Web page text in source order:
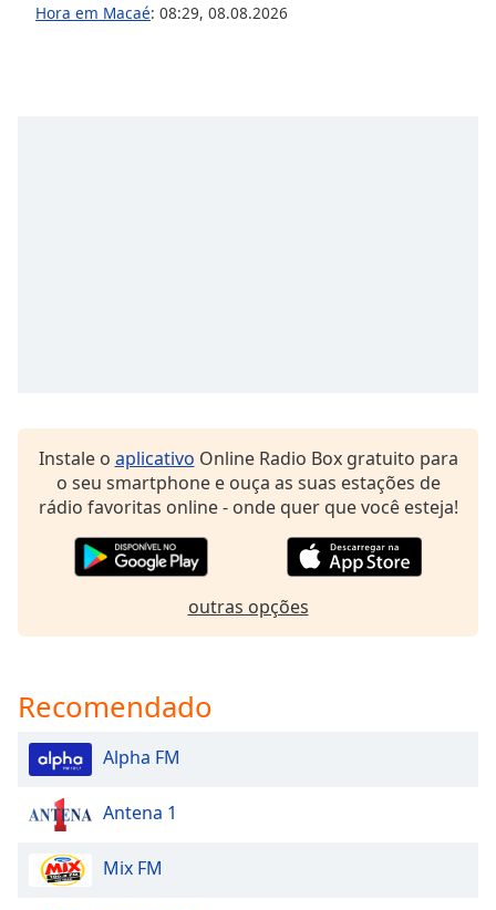
dialog
Background
Color
Background
Opacity
Size
Hora em Macaé: 08:29, 08.08.2026
Instale o aplicativo Online Radio Box gratuito para
o seu smartphone e ouça as suas estações de
rádio favoritas online - onde quer que você esteja!
outras opções
Recomendado
Alpha FM
Antena 1
Mix FM